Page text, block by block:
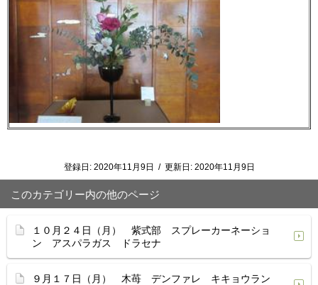
登録日: 2020年11月9日 / 更新日: 2020年11月9日
このカテゴリー内の他のページ
１０月２４日（月） 紫式部 スプレーカーネーショ
ン アスパラガス ドラセナ
９月１７日（月） 木苺 デンファレ キキョウラン